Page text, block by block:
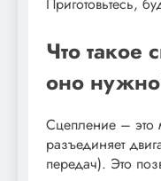
Что такое
оно
Сцепление – это
разъединяет
передач). Это